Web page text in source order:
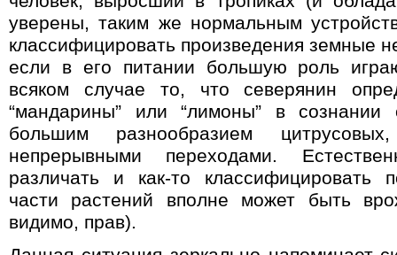
уверены, таким же нормальным
классифицировать произведения земные
если в его питании большую роль
всяком случае то, что северянин
“мандарины” или “лимоны” в сознании
большим разнообразием
непрерывными переходами.
различать и как-то классифицировать
части растений вполне может быть
видимо, прав).